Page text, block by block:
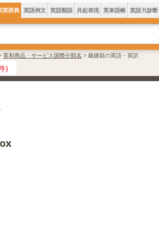
英辞典 英語例文 英語類語 共起表現 英単語帳 英語力診断
英和商品・サービス国際分類名 > 裁縫箱の英語・英訳
)